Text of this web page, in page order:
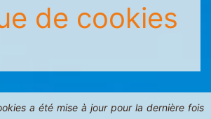
de cookies
a été mise à jour pour la dernière fois